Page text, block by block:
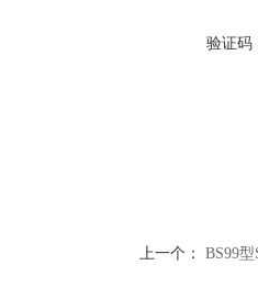
验证码
上一个： BS99